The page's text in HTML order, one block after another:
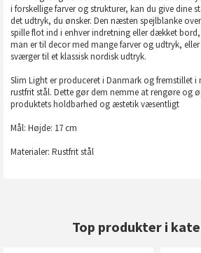
i forskellige farver og strukturer, kan du give dine
det udtryk, du ønsker. Den næsten spejlblanke
spille flot ind i enhver indretning eller dækket
man er til decor med mange farver og udtryk,
sværger til et klassisk nordisk udtryk.
Slim Light er produceret i Danmark og fremstillet i
rustfrit stål. Dette gør dem nemme at rengøre og
produktets holdbarhed og æstetik væsentligt
Mål: Højde: 17 cm
Materialer: Rustfritstål
Top produkter i